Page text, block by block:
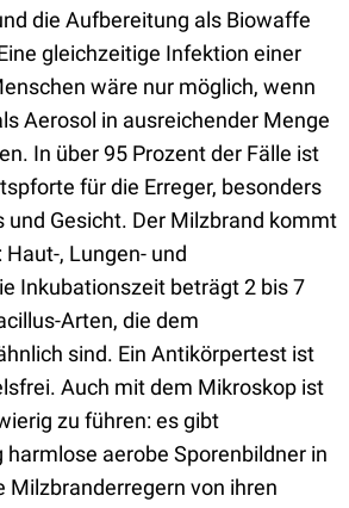
die Aufbereitung als Biowaffe
gleichzeitige Infektion einer
wäre nur möglich, wenn
Aerosol in ausreichender Menge
In über 95 Prozent der Fälle ist
für die Erreger, besonders
und Gesicht. Der Milzbrand kommt
, Lungen- und
Inkubationszeit beträgt 2 bis 7
Arten, die dem
sind. Ein Antikörpertest ist
Auch mit dem Mikroskop ist
zu führen: es gibt
aerobe Sporenbildner in
Milzbranderregern von ihren